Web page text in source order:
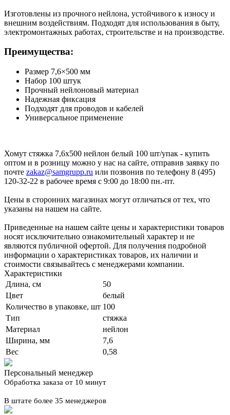
Изготовлены из прочного нейлона, устойчивого к износу и
внешним воздействиям. Подходят для использования в быту,
электромонтажных работах, строительстве и на производстве.
Преимущества:
Размер 7,6×500 мм
Набор 100 штук
Прочный нейлоновый материал
Надежная фиксация
Подходят для проводов и кабелей
Универсальное применение
Хомут стяжка 7,6х500 нейлон белый 100 шт/упак - купить
оптом и в розницу можно у нас на сайте, отправив заявку по
почте zakaz@samgrupp.ru или позвонив по телефону 8 (495)
120-32-22 в рабочее время с 9:00 до 18:00 пн.-пт.
Цены в сторонних магазинах могут отличаться от тех, что
указаны на нашем на сайте.
Приведенные на нашем сайте цены и характеристики товаров
носят исключительно ознакомительный характер и не
являются публичной офертой. Для получения подробной
информации о характеристиках товаров, их наличии и
стоимости связывайтесь с менеджерами компании.
Характеристики
Длина, см
50
Цвет
белый
Количество в упаковке, шт 100
Тип
стяжка
Материал
нейлон
Ширина, мм
7,6
Вес
0,58
Персональный менеджер
Обработка заказа от 10 минут
В штате более 35 менеджеров